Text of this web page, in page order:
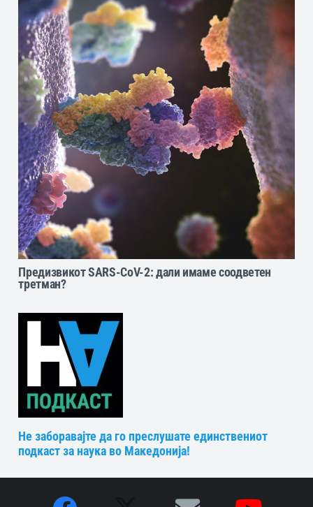
Предизвикот SARS-CoV-2: дали имаме соодветен
третман?
Не заборавајте да го преслушате единствениот
подкаст за наука во Македонија!